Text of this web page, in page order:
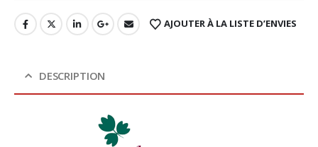
AJOUTER À LA LISTE D’ENVIES
DESCRIPTION